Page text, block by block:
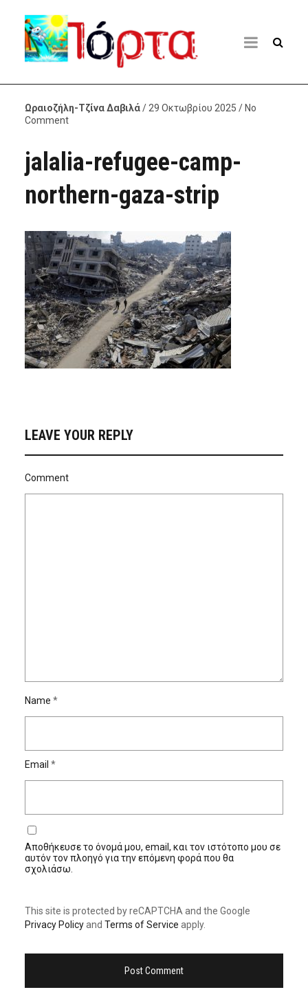
Ωραιοζήλη-Τζίνα Δαβιλά/ 29 Οκτωβρίου 2025 / No
Comment
jalalia-refugee-camp-
northern-gaza-strip
LEAVE YOUR REPLY
Comment
Name *
Email *
Αποθήκευσε το όνομά μου, email, και τον ιστότοπο μου σε
αυτόν τον πλοηγό για την επόμενη φορά που θα
σχολιάσω.
This site is protected by reCAPTCHA and the Google
Privacy Policyand Terms of Service apply.